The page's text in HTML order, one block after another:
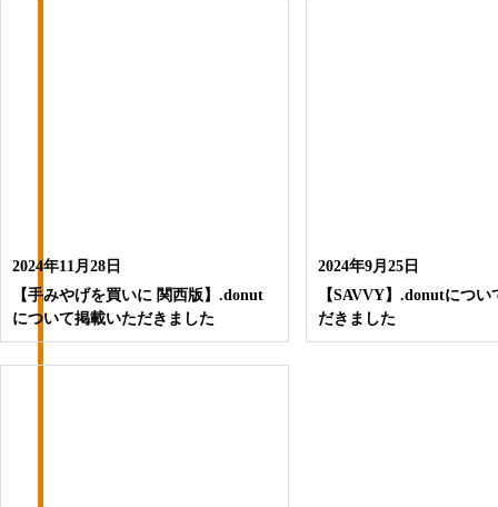
2024年11月28日
【手みやげを買いに 関西版】.donut
について掲載いただきました
2024年9月25日
【SAVVY】.donutについ
だきました